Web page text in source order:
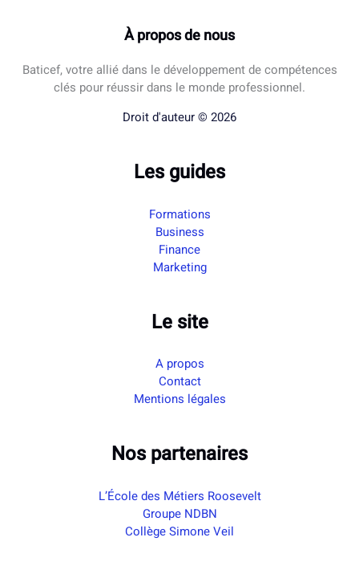
À propos de nous
Baticef, votre allié dans le développement de compétences
clés pour réussir dans le monde professionnel.
Droit d'auteur © 2026
Les guides
Formations
Business
Finance
Marketing
Le site
A propos
Contact
Mentions légales
Nos partenaires
L’École des Métiers Roosevelt
Groupe NDBN
Collège Simone Veil